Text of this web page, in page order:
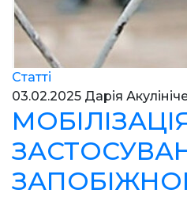
Статті
03.02.2025 Дарія